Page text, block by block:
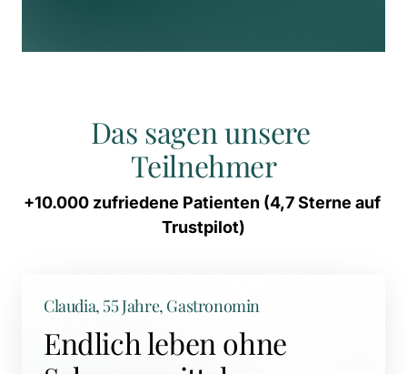
Das sagen unsere
Teilnehmer
+10.000 zufriedene Patienten (4,7 Sterne
auf
Trustpilot)
Claudia, 55 Jahre, Gastronomin
Endlich leben ohne